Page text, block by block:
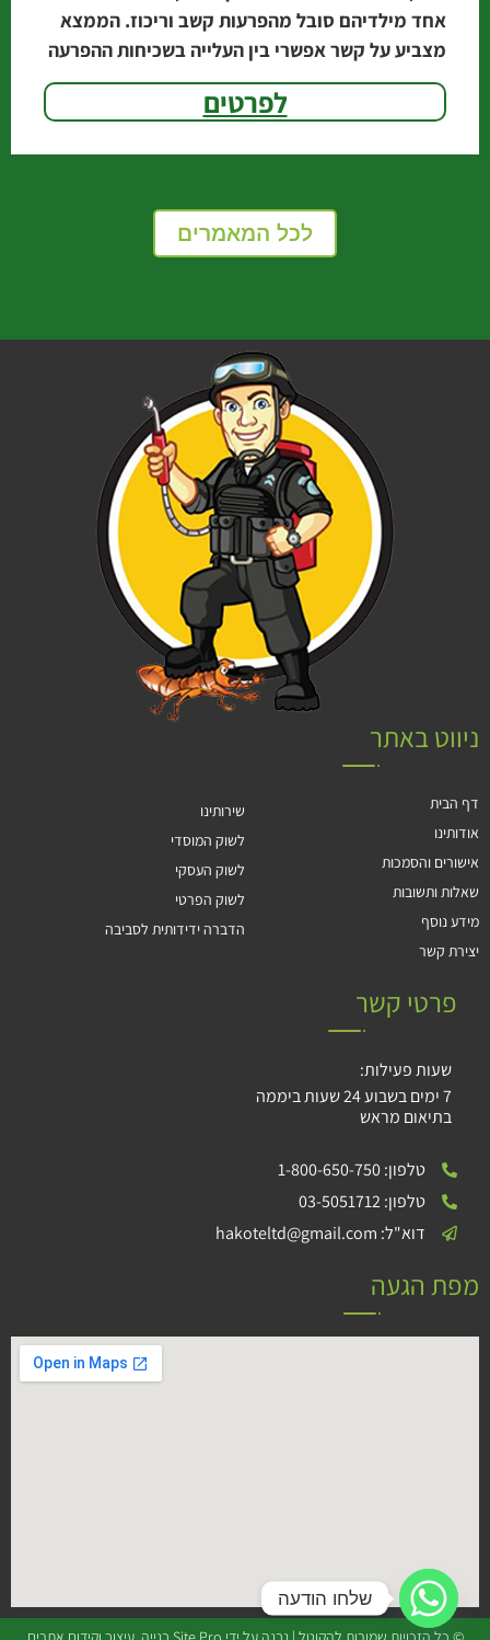
אחד מילדיהם סובל מהפרעות קשב וריכוז. הממצא
מצביע על קשר אפשרי בין העלייה בשכיחות ההפרעה
לבין השימוש
לפרטים
לכל המאמרים
ניווט באתר
דף הבית
אודותינו
אישורים והסמכות
שאלות ותשובות
מידע נוסף
יצירת קשר
שירותינו
לשוק המוסדי
לשוק העסקי
לשוק הפרטי
הדברה ידידותית לסביבה
פרטי קשר
שעות פעילות:
7 ימים בשבוע 24 שעות ביממה
בתיאום מראש
טלפון: 1-800-650-750
טלפון: 03-5051712
דוא"ל: hakoteltd@gmail.com
מפת הגעה
שלחו הודעה